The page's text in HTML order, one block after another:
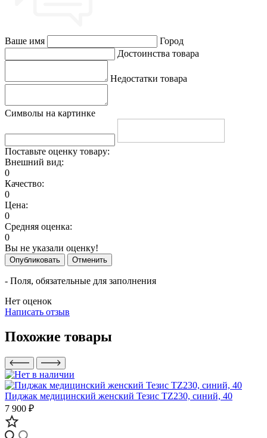
Ваше имя
Город
Достоинства товара
Недостатки товара
Символы на картинке
Поставьте оценку товару:
Внешний вид:
0
Качество:
0
Цена:
0
Средняя оценка:
0
Вы не указали оценку!
Опубликовать Отменить
- Поля, обязательные для заполнения
Нет оценок
Написать отзыв
Похожие товары
Пиджак медицинский женский Тезис TZ230, синий, 40
7 900 ₽